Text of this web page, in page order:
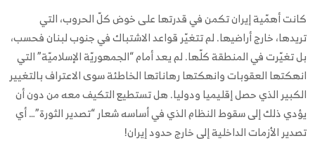
كانت أهمّية إيران تكمن في قدرتها على خوض كلّ الحروب، التي
تريدها، خارج أراضيها. لم تتغيّر قواعد الاشتباك في جنوب لبنان فحسب،
بل تغيّرت في المنطقة كلّها. لم يعد أمام “الجمهوريّة الإسلاميّة” التي
انهكتها العقوبات وانهكتها رهاناتها الخاطئة سوى الاعتراف بالتغيير
الكبير الذي حصل إقليميا ودوليا. هل تستطيع التكيف معه من دون أن
يؤدي ذلك إلى سقوط النظام الذي في أساسه شعار “تصدير الثورة”… أي
تصدير الأزمات الداخلية إلى خارج حدود إيران!